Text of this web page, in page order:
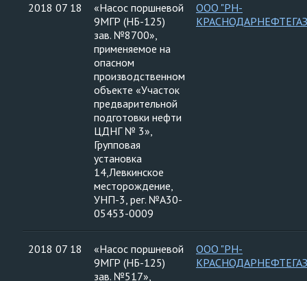
2018 07 18
«Насос поршневой
9МГР (НБ-125)
зав. №8700»,
применяемое на
опасном
производственном
объекте «Участок
предварительной
подготовки нефти
ЦДНГ № 3»,
Групповая
установка
14,Левкинское
месторождение,
УНП-3, рег. №А30-
05453-0009
ООО "РН-
2018 07 18
«Насос поршневой
9МГР (НБ-125)
зав. №517»,
ООО "РН-